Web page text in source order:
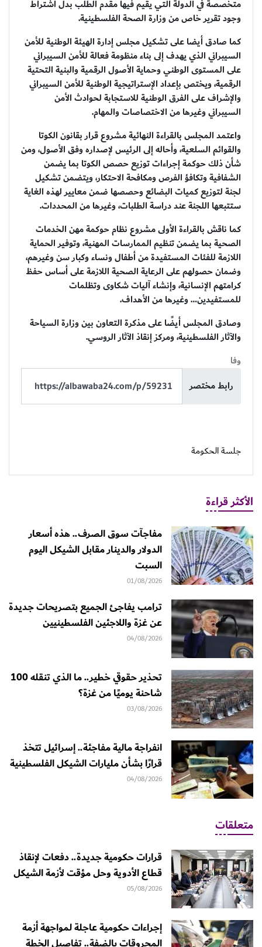
متخصصة في الدولة التي يقيم فيها مقدم الطلب بدل اشتراط
وجود تقرير خاص من وزارة الصحة الفلسطينية.
كما صادق أيضا على تشكيل مجلس إدارة الهيئة الوطنية للأمن
السيبراني الذي يهدف إلى بناء منظومة فعالة للأمن السيبراني
على المستوى الوطني وحماية الأصول الرقمية والبنية التحتية
الرقمية، ويختص بإعداد الإستراتيجية الوطنية للأمن السيبراني
والإشراف على الفرق الوطنية للاستجابة لحوادث الأمن
السيبراني وغيرها من الاختصاصات والمهام.
واعتمد المجلس بالقراءة النهائية مشروع قرار بقانون الكوتا
والقوائم السلعية، وأحاله إلى الرئيس لإصداره وفق الأصول، ومن
شأن ذلك حوكمة إجراءات توزيع حصص الكوتا بما يضمن
الشفافية وتكافؤ الفرص ومكافحة الاحتكار، ويتضمن تشكيل
لجنة لتوزيع كميات البضائع وحصصها ضمن معايير لهذه الغاية
ستتبعها اللجنة عند دراسة الطلبات، وغيرها من المحددات.
كما ناقش بالقراءة الأولى مشروع نظام حوكمة مهن الخدمات
الصحية بما يضمن تنظيم الممارسات المهنية، وتوفير الحماية
اللازمة للفئات المستفيدة من أطفال ونساء وكبار سن وغيرهم،
وضمان حصولهم على الرعاية الصحية اللازمة على أساس حفظ
كرامتهم الإنسانية، وإنشاء آليات شكاوى وتظلمات
للمستفيدين… وغيرها من الأهداف.
وصادق المجلس أيضًا على مذكرة التعاون بين وزارة السياحة
والآثار الفلسطينية، ومركز إنقاذ الآثار الروسي.
وفا
رابط مختصر
جلسة الحكومة
الأكثر قراءة
مفاجآت سوق الصرف.. هذه أسعار
الدولار والدينار مقابل الشيكل اليوم
السبت
01/08/2026
ترامب يفاجئ الجميع بتصريحات جديدة
عن غزة واللاجئين الفلسطينيين
04/08/2026
تحذير حقوقي خطير.. ما الذي تنقله 100
شاحنة يوميًا من غزة؟
03/08/2026
انفراجة مالية مفاجئة.. إسرائيل تتخذ
قرارًا بشأن مليارات الشيكل الفلسطينية
04/08/2026
متعلقات
قرارات حكومية جديدة.. دفعات لإنقاذ
قطاع الأدوية وحل مؤقت لأزمة الشيكل
05/08/2026
إجراءات حكومية عاجلة لمواجهة أزمة